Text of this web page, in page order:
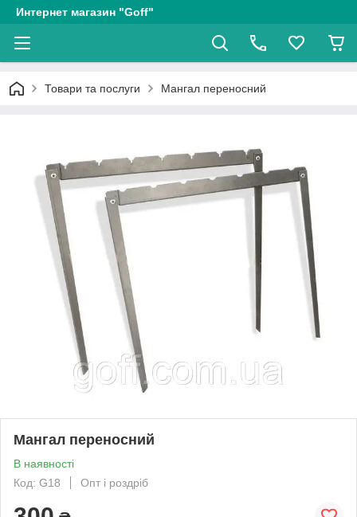
Интернет магазин "Goff"
Товари та послуги Мангал переносний
Мангал переносний
В наявності
Код: G18
Опт і роздріб